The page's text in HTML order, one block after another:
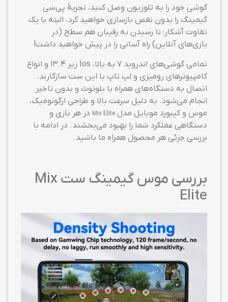
گوشی خود را به تلوزیون وصل کنید، تجربهٔ پی‌سی
گیمینگ را بدون نقص بازسازی خواهید کرد. البته با یک
تفاوت آشکار: تا رسیدن به رقیبان هم سطح (در
بازی‌های آنلاین) راه آسانی را در پیش خواهید داشت!
تمامی گوشی‌های اندروید ۷ به بالا، Ios زیر ۱۳.۴ و انواع
کامپیوترهای رومیزی و لپ تاپ با این ست سازگارند.
اتصال به دستگاه‌های همراه با بلوتوث و بدون تاخیر
انجام می‌شود. به دلیل سرعت بالا و طراحی ارگونومیک،
موس و کیبورد موبایل مدل Mix Elite در هر بازی و
دستگاهی عملکرد شما را بهبود می‌بخشند. در ادامه با
بررسی جزئی هر محصول همراه ما باشید.
بررسی موس گیمینگ ست Mix
Elite